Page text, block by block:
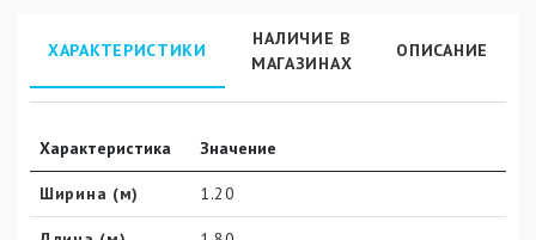
ХАРАКТЕРИСТИКИ
НАЛИЧИЕ В
МАГАЗИНАХ
ОПИСАНИЕ
Характеристика Значение
Ширина (м) 1.20